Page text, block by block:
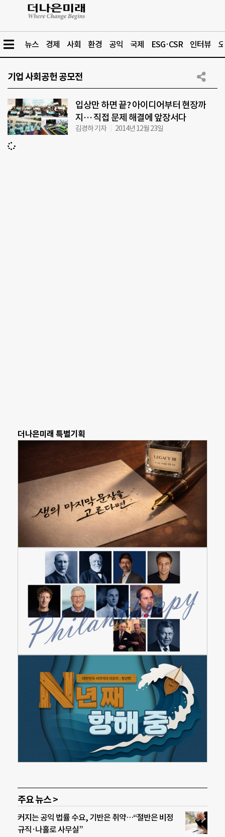
뉴스 경제 사회 환경 공익 국제 ESG·CSR 인터뷰
기업 사회공헌 공모전
입상만 하면 끝? 아이디어부터 현장까
지… 직접 문제 해결에 앞장서다
김경하 기자 2014년 12월 23일
더나은미래 특별기획
주요 뉴스 >
커지는 공익 법률 수요, 기반은 취약…“절반은 비정
규직·나홀로 사무실”